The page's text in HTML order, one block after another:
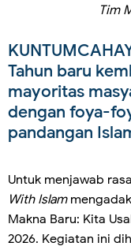
Tim
Tahun baru
mayoritas
dengan foya-
pandangan
Untuk menjawab
With Islam
Makna Baru: Kita
2026. Kegiatan ini